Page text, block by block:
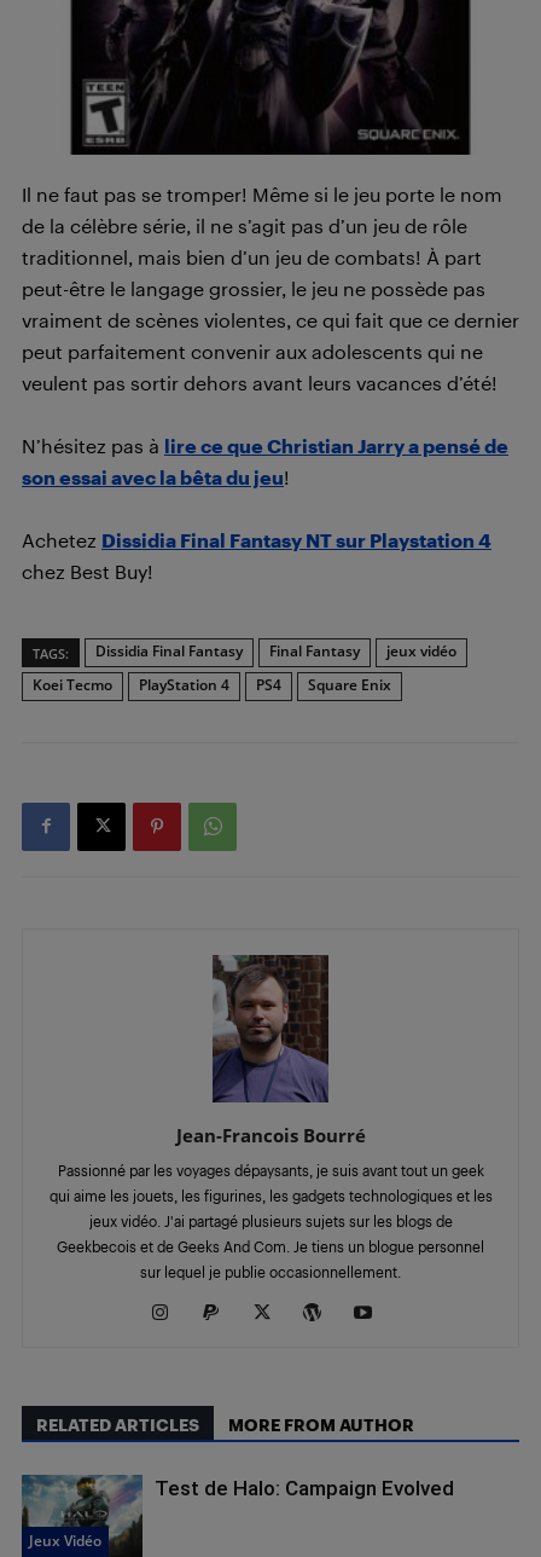
Il ne faut pas se tromper! Même si le jeu porte le nom
de la célèbre série, il ne s’agit pas d’un jeu de rôle
traditionnel, mais bien d’un jeu de combats! À part
peut-être le langage grossier, le jeu ne possède pas
vraiment de scènes violentes, ce qui fait que ce dernier
peut parfaitement convenir aux adolescents qui ne
veulent pas sortir dehors avant leurs vacances d’été!
N’hésitez pas à lire ce que Christian Jarry a pensé de
son essai avec la bêta du jeu!
Achetez Dissidia Final Fantasy NT sur Playstation 4
chez Best Buy!
TAGS: Dissidia Final Fantasy Final Fantasy
jeux vidéo
Koei Tecmo
PlayStation 4 PS4 Square Enix
Jean-Francois Bourré
Passionné par les voyages dépaysants, je suis avant tout un geek
qui aime les jouets, les figurines, les gadgets technologiques et les
jeux vidéo. J'ai partagé plusieurs sujets sur les blogs de
Geekbecois et de Geeks And Com. Je tiens un blogue personnel
sur lequel je publie occasionnellement.
RELATED ARTICLES MORE FROM AUTHOR
Jeux Vidéo
Test de Halo: Campaign Evolved